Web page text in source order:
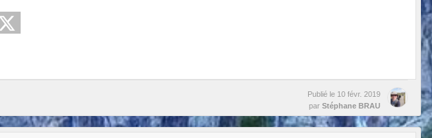
Publié le 10 févr. 2019
par Stéphane BRAU